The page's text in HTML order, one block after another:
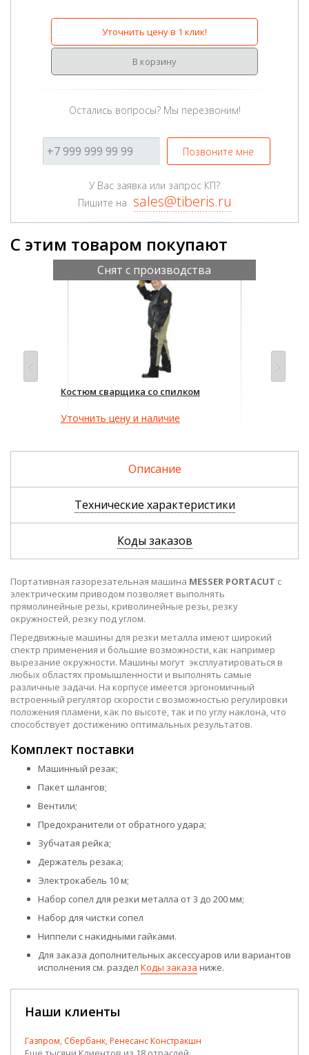
Уточнить цену в 1 клик!
В корзину
Остались вопросы? Мы перезвоним!
Позвоните мне
У Вас заявка или запрос КП?
Пишите на sales@tiberis.ru
С этим товаром покупают
Снят с производства
Костюм сварщика со спилком
Уточнить цену и наличие
Описание
Технические характеристики
Коды заказов
Портативная газорезательная машина MESSER PORTACUT с
электрическим приводом позволяет выполнять
прямолинейные резы, криволинейные резы, резку
окружностей, резку под углом.
Передвижные машины для резки металла имеют широкий
спектр применения и большие возможности, как например
вырезание окружности. Машины могут эксплуатироваться в
любых областях промышленности и выполнять самые
различные задачи. На корпусе имеется эргономичный
встроенный регулятор скорости с возможностью регулировки
положения пламени, как по высоте, так и по углу наклона, что
способствует достижению оптимальных результатов.
Комплект поставки
Машинный резак;
Пакет шлангов;
Вентили;
Предохранители от обратного удара;
Зубчатая рейка;
Держатель резака;
Электрокабель 10 м;
Набор сопел для резки металла от 3 до 200 мм;
Набор для чистки сопел
Ниппели с накидными гайками.
Для заказа дополнительных аксессуаров или вариантов
исполнения см. раздел Коды заказа ниже.
Наши клиенты
Газпром, Сбербанк, Ренесанс Констракшн